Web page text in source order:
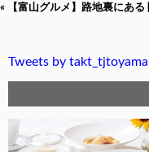
« 【富山グルメ】路地裏にある
Tweets by takt_tjtoyama